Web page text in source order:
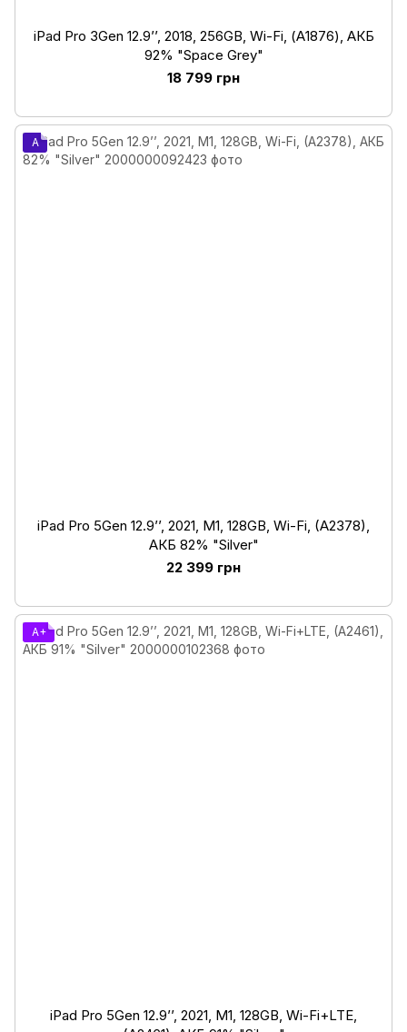
iPad Pro 3Gen 12.9’’, 2018, 256GB, Wi-Fi, (А1876), АКБ
92% "Space Grey"
18 799 грн
A
iPad Pro 5Gen 12.9’’, 2021, M1, 128GB, Wi-Fi, (A2378),
АКБ 82% "Silver"
22 399 грн
A+
iPad Pro 5Gen 12.9’’, 2021, M1, 128GB, Wi-Fi+LTE,